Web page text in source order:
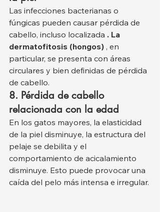
Las infecciones bacterianas o
fúngicas pueden causar pérdida de
cabello, incluso localizada . La
dermatofitosis (hongos) , en
particular, se presenta con áreas
circulares y bien definidas de pérdida
de cabello.
8. Pérdida de cabello
relacionada con la edad
En los gatos mayores, la elasticidad
de la piel disminuye, la estructura del
pelaje se debilita y el
comportamiento de acicalamiento
disminuye. Esto puede provocar una
caída del pelo más intensa e irregular.